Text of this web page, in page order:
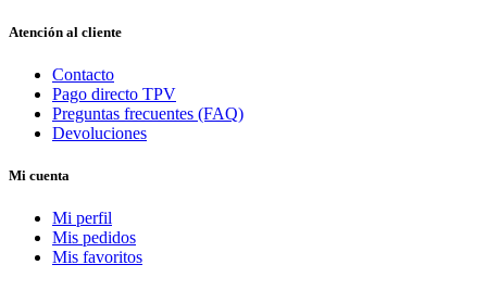
Atención al cliente
Contacto
Pago directo TPV
Preguntas frecuentes (FAQ)
Devoluciones
Mi cuenta
Mi perfil
Mis pedidos
Mis favoritos